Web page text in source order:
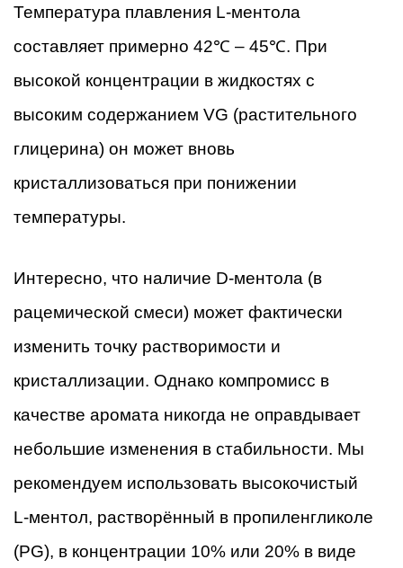
Температура плавления L-ментола
составляет примерно 42℃ – 45℃. При
высокой концентрации в жидкостях с
высоким содержанием VG (растительного
глицерина) он может вновь
кристаллизоваться при понижении
температуры.
Интересно, что наличие D-ментола (в
рацемической смеси) может фактически
изменить точку растворимости и
кристаллизации. Однако компромисс в
качестве аромата никогда не оправдывает
небольшие изменения в стабильности. Мы
рекомендуем использовать высокочистый
L-ментол, растворённый в пропиленгликоле
(PG), в концентрации 10% или 20% в виде